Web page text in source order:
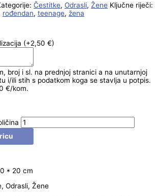
Čestitke, Odrasli, Žene Ključne riječi:
rođendan, teenage, žena
(+2,50 €)
broj i sl. na prednjoj stranici a na unutarnjoj
i/ili stih s podatkom koga se stavlja u potpis.
€/kom.
* 20 cm
Odrasli, Žene